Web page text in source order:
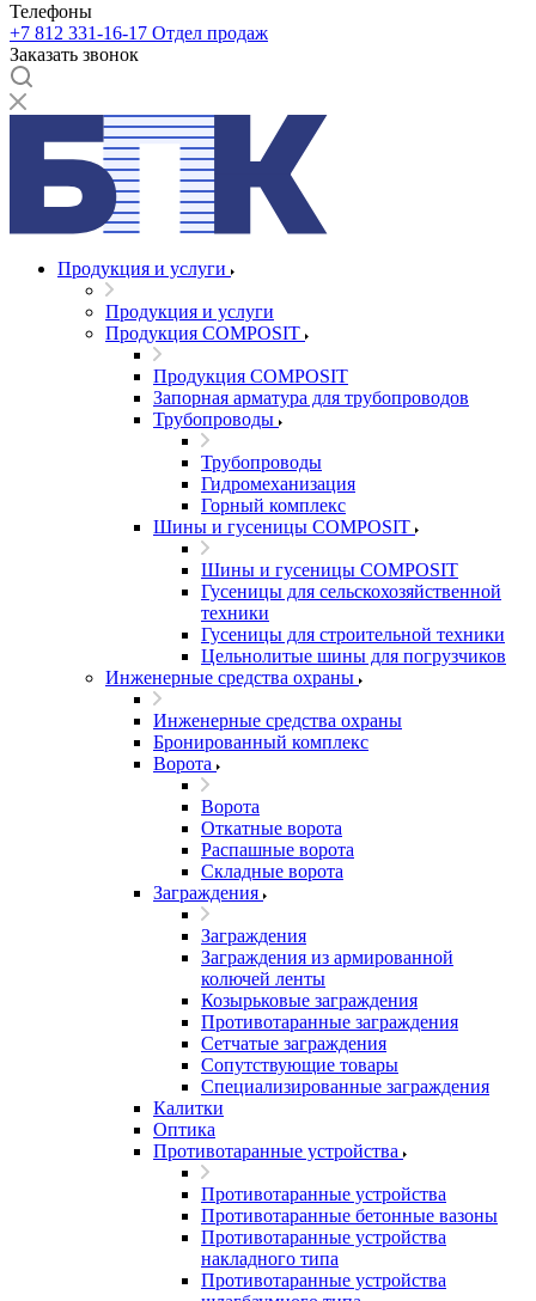
Телефоны
+7 812 331-16-17 Отдел продаж
Заказать звонок
Продукция и услуги
Продукция и услуги
Продукция COMPOSIT
Продукция COMPOSIT
Запорная арматура для трубопроводов
Трубопроводы
Трубопроводы
Гидромеханизация
Горный комплекс
Шины и гусеницы COMPOSIT
Шины и гусеницы COMPOSIT
Гусеницы для сельскохозяйственной
техники
Гусеницы для строительной техники
Цельнолитые шины для погрузчиков
Инженерные средства охраны
Инженерные средства охраны
Бронированный комплекс
Ворота
Ворота
Откатные ворота
Распашные ворота
Складные ворота
Заграждения
Заграждения
Заграждения из армированной
колючей ленты
Козырьковые заграждения
Противотаранные заграждения
Сетчатые заграждения
Сопутствующие товары
Специализированные заграждения
Калитки
Оптика
Противотаранные устройства
Противотаранные устройства
Противотаранные бетонные вазоны
Противотаранные устройства
накладного типа
Противотаранные устройства